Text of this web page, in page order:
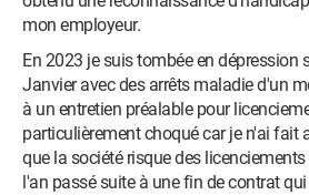
mon employeur.
En 2023 je suis tombée en dépression
Janvier avec des arrêts maladie d'un
à un entretien préalable pour
particulièrement choqué car je n'ai fait
que la société risque des
l'an passé suite à une fin de contrat